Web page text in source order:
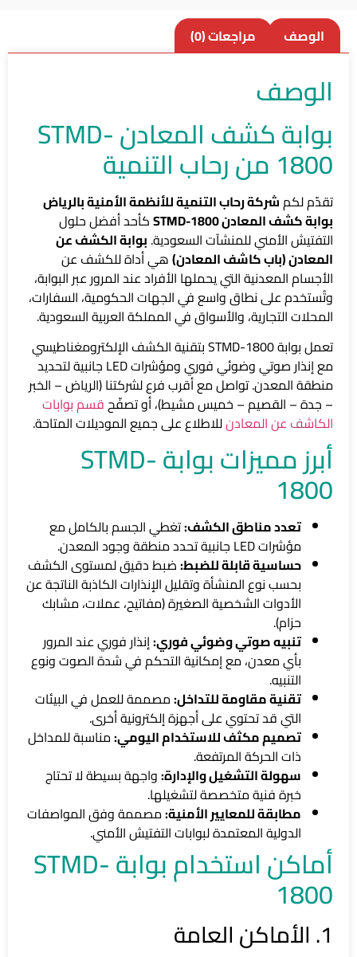
الوصف مراجعات (0)
الوصف
بوابة كشف المعادن STMD-
1800 من رحاب التنمية
تقدّم لكمشركة رحاب التنمية للأنظمة الأمنية بالرياض
بوابة كشف المعادن STMD-1800
كأحد أفضل حلول
التفتيش الأمني للمنشآت السعودية. بوابة الكشف عن
المعادن (باب كاشف المعادن)هي أداة للكشف عن
الأجسام المعدنية التي يحملها الأفراد عند المرور عبر البوابة،
وتُستخدم على نطاق واسع في الجهات الحكومية، السفارات،
المحلات التجارية، والأسواق في المملكة العربية السعودية.
تعمل بوابة STMD-1800 بتقنية الكشف الإلكترومغناطيسي
مع إنذار صوتي وضوئي فوري ومؤشرات LED جانبية لتحديد
منطقة المعدن. تواصل مع أقرب فرع لشركتنا (الرياض – الخبر
– جدة – القصيم – خميس مشيط)، أو تصفّحقسم بوابات
الكاشف عن المعادنللاطلاع على جميع الموديلات المتاحة.
أبرز مميزات بوابة STMD-
1800
تعدد مناطق الكشف:تغطي الجسم بالكامل مع
مؤشرات LED جانبية تحدد منطقة وجود المعدن.
حساسية قابلة للضبط:ضبط دقيق لمستوى الكشف
بحسب نوع المنشأة وتقليل الإنذارات الكاذبة الناتجة عن
الأدوات الشخصية الصغيرة (مفاتيح، عملات، مشابك
حزام).
تنبيه صوتي وضوئي فوري:إنذار فوري عند المرور
بأي معدن، مع إمكانية التحكم في شدة الصوت ونوع
التنبيه.
تقنية مقاومة للتداخل:مصممة للعمل في البيئات
التي قد تحتوي على أجهزة إلكترونية أخرى.
تصميم مكثف للاستخدام اليومي:مناسبة للمداخل
ذات الحركة المرتفعة.
سهولة التشغيل والإدارة:واجهة بسيطة لا تحتاج
خبرة فنية متخصصة لتشغيلها.
مطابقة للمعايير الأمنية:مصممة وفق المواصفات
الدولية المعتمدة لبوابات التفتيش الأمني.
أماكن استخدام بوابة STMD-
1800
1. الأماكن العامة